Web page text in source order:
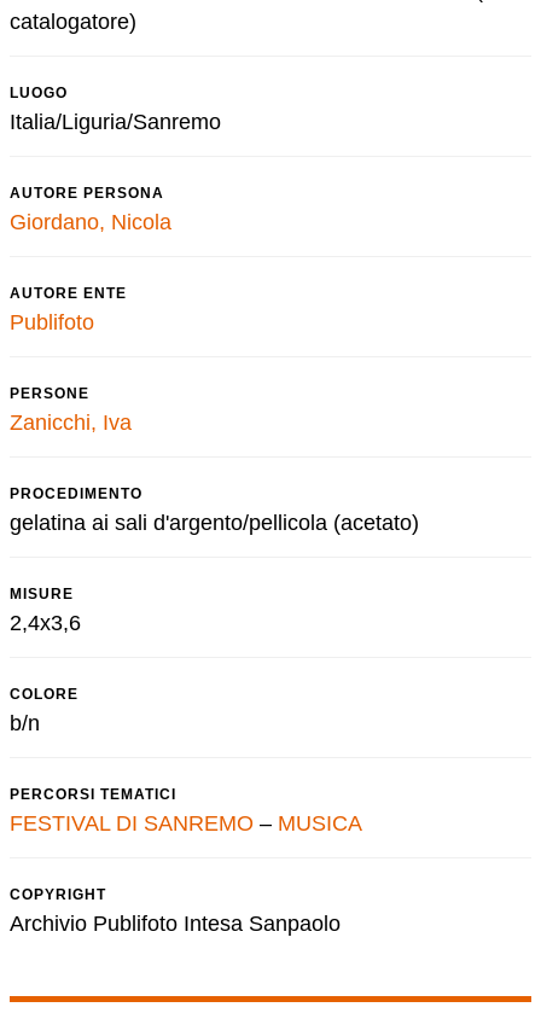
catalogatore)
LUOGO
Italia/Liguria/Sanremo
AUTORE PERSONA
Giordano, Nicola
AUTORE ENTE
Publifoto
PERSONE
Zanicchi, Iva
PROCEDIMENTO
gelatina ai sali d'argento/pellicola (acetato)
MISURE
2,4x3,6
COLORE
b/n
PERCORSI TEMATICI
FESTIVAL DI SANREMO – MUSICA
COPYRIGHT
Archivio Publifoto Intesa Sanpaolo